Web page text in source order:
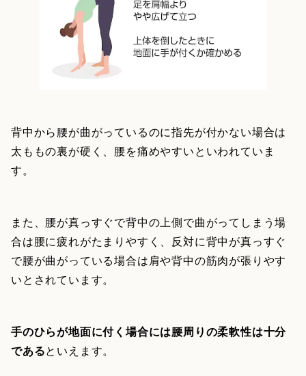
背中から腰が曲がっているのに指先が付かない場合は
太ももの裏が硬く、腰を痛めやすいといわれていま
す。
また、腰が真っすぐで背中の上側で曲がってしまう場
合は腰に疲れがたまりやすく、反対に背中が真っすぐ
で腰が曲がっている場合は肩や背中の筋肉が張りやす
いとされています。
手のひらが地面に付く場合には腰周りの柔軟性は十分
であるといえます。